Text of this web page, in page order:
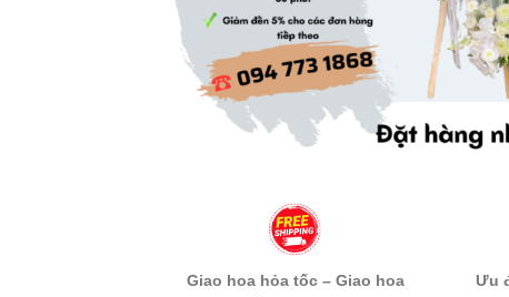
Giao hoa hỏa tốc – Giao hoa
Ưu